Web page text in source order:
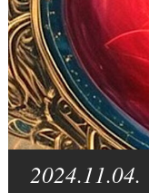
2024.11.04.